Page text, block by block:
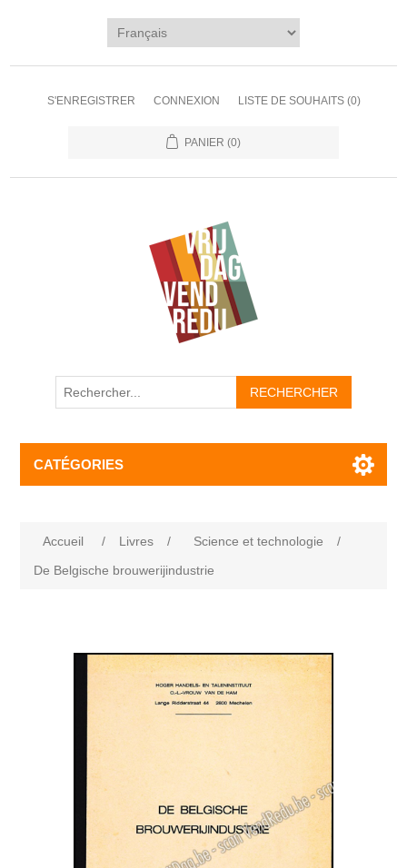
S'ENREGISTRER CONNEXION LISTE DE SOUHAITS (0)
PANIER (0)
CATÉGORIES
Accueil / Livres / Science et technologie
/
De Belgische brouwerijindustrie